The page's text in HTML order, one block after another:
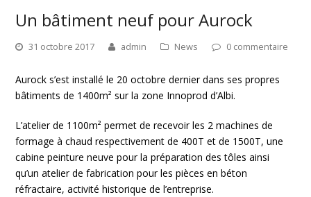
Un bâtiment neuf pour Aurock
31 octobre 2017 admin News 0 commentaire
Aurock s’est installé le 20 octobre dernier dans ses propres
bâtiments de 1400m² sur la zone Innoprod d’Albi.
L’atelier de 1100m² permet de recevoir les 2 machines de
formage à chaud respectivement de 400T et de 1500T, une
cabine peinture neuve pour la préparation des tôles ainsi
qu’un atelier de fabrication pour les pièces en béton
réfractaire, activité historique de l’entreprise.